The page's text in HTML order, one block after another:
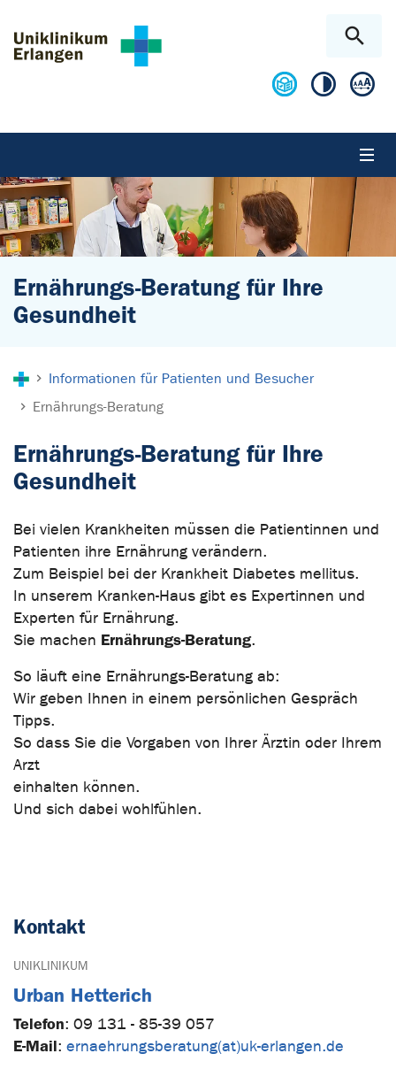
Ernährungs-Beratung für Ihre
Gesundheit
Informationen für Patienten und Besucher
Ernährungs-Beratung
Ernährungs-Beratung für Ihre
Gesundheit
Bei vielen Krankheiten müssen die Patientinnen und
Patienten ihre Ernährung verändern.
Zum Beispiel bei der Krankheit Diabetes mellitus.
In unserem Kranken-Haus gibt es Expertinnen und
Experten für Ernährung.
Sie machen Ernährungs-Beratung.
So läuft eine Ernährungs-Beratung ab:
Wir geben Ihnen in einem persönlichen Gespräch
Tipps.
So dass Sie die Vorgaben von Ihrer Ärztin oder Ihrem
Arzt
einhalten können.
Und sich dabei wohlfühlen.
Kontakt
UNIKLINIKUM
Urban Hetterich
Telefon: 09 131 - 85-39 057
E-Mail: ernaehrungsberatung(at)uk-erlangen.de